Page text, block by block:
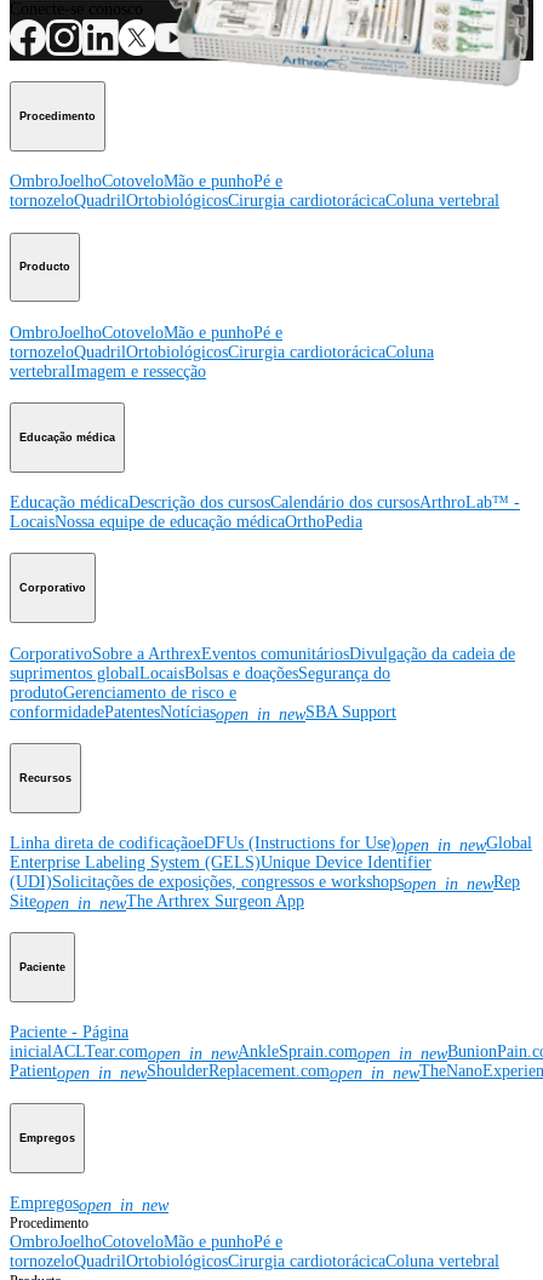
Procedimento
OmbroJoelhoCotoveloMão e punhoPé e
tornozeloQuadrilOrtobiológicosCirurgia cardiotorácicaColuna vertebral
Producto
OmbroJoelhoCotoveloMão e punhoPé e
tornozeloQuadrilOrtobiológicosCirurgia cardiotorácicaColuna
vertebralImagem e ressecção
Educação médica
Educação médicaDescrição dos cursosCalendário dos cursosArthroLab™ -
LocaisNossa equipe de educação médicaOrthoPedia
Corporativo
CorporativoSobre a ArthrexEventos comunitáriosDivulgação da cadeia de
suprimentos globalLocaisBolsas e doaçõesSegurança do
produtoGerenciamento de risco e
conformidadePatentesNotíciasopen_in_newSBA Support
Recursos
Linha direta de codificaçãoeDFUs (Instructions for Use)open_in_newGlobal
Enterprise Labeling System (GELS)Unique Device Identifier
(UDI)Solicitações de exposições, congressos e workshopsopen_in_newRep
Siteopen_in_newThe Arthrex Surgeon App
Paciente
Paciente - Página
inicialACLTear.comopen_in_newAnkleSprain.comopen_in_new
Patientopen_in_newShoulderReplacement.comopen_in_new
Empregos
Empregosopen_in_new
Procedimento
OmbroJoelhoCotoveloMão e punhoPé e
tornozeloQuadrilOrtobiológicosCirurgia cardiotorácicaColuna vertebral